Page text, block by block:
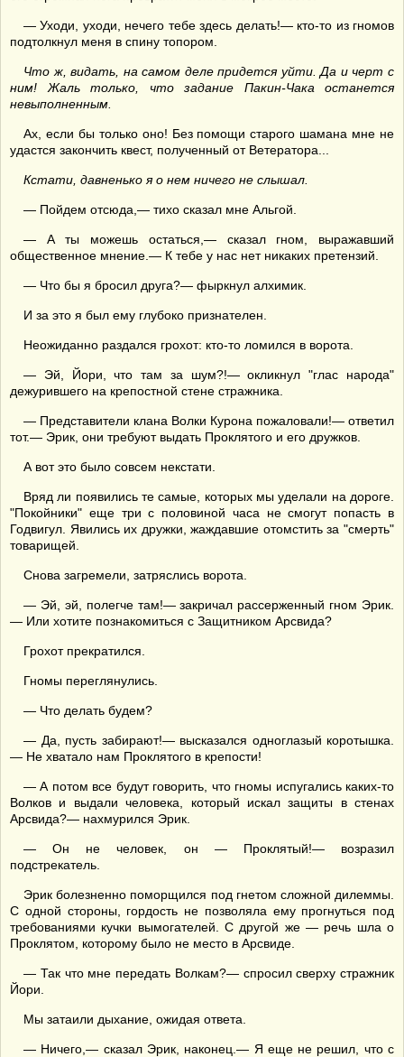
— Уходи, уходи, нечего тебе здесь делать!— кто-то из гномов
подтолкнул меня в спину топором.
Что ж,видать на самом делепридется уйти.Да и черт с
ним! Жаль только, что задание Пакин-Чака останется
невыполненным.
Ах, если бы только оно! Без помощи старого шамана мне не
удастся закончить квест, полученный от Ветератора...
Кстати, давненько я о нем ничего не слышал
— Пойдем отсюда,— тихо сказал мне Альгой.
— А ты можешь остаться,— сказал гном, выражавший
общественное мнение.— К тебе у нас нет никаких претензий.
— Что бы я бросил друга?— фыркнул алхимик.
И за это я был ему глубоко признателен.
Неожиданно раздался грохот: кто-то ломился в ворота.
— Эй, Йори, что там за шум?!— окликнул "глас народа"
дежурившего на крепостной стене стражника.
— Представители клана Волки Курона пожаловали!— ответил
тот.— Эрик, они требуют выдать Проклятого и его дружков.
А вот это было совсем некстати.
Вряд ли появились те самые, которых мы уделали на дороге.
"Покойники" еще три с половиной часа не смогут попасть в
Годвигул. Явились их дружки, жаждавшие отомстить за "смерть"
товарищей.
Снова загремели, затряслись ворота.
— Эй, эй, полегче там!— закричал рассерженный гном Эрик.
— Или хотите познакомиться с Защитником Арсвида?
Грохот прекратился.
Гномы переглянулись.
— Что делать будем?
— Да, пусть забирают!— высказался одноглазый коротышка.
— Не хватало нам Проклятого в крепости!
— А потом все будут говорить, что гномы испугались каких-то
Волков и выдали человека, который искал защиты в стенах
Арсвида?— нахмурился Эрик.
— Он не человек, он — Проклятый!— возразил
подстрекатель.
Эрик болезненно поморщился под гнетом сложной дилеммы.
С одной стороны, гордость не позволяла ему прогнуться под
требованиями кучки вымогателей. С другой же — речь шла о
Проклятом, которому было не место в Арсвиде.
— Так что мне передать Волкам?— спросил сверху стражник
Йори.
Мы затаили дыхание, ожидая ответа.
— Ничего,— сказал Эрик, наконец.— Я еще не решил, что с